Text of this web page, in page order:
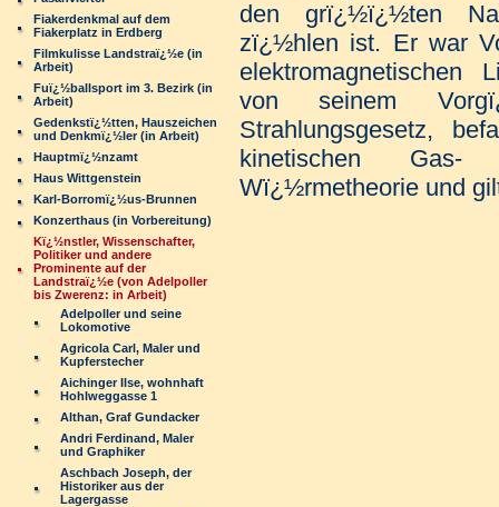
Fiakerdenkmal auf dem
Fiakerplatz in Erdberg
Filmkulisse Landstraï¿½e (in
Arbeit)
Fuï¿½ballsport im 3. Bezirk (in
Arbeit)
Gedenkstï¿½tten, Hauszeichen
und Denkmï¿½ler (in Arbeit)
Hauptmï¿½nzamt
Haus Wittgenstein
Karl-Borromï¿½us-Brunnen
Konzerthaus (in Vorbereitung)
Kï¿½nstler, Wissenschafter,
Politiker und andere
Prominente auf der
Landstraï¿½e (von Adelpoller
bis Zwerenz: in Arbeit)
Adelpoller und seine
Lokomotive
Agricola Carl, Maler und
Kupferstecher
Aichinger Ilse, wohnhaft
Hohlweggasse 1
Althan, Graf Gundacker
Andri Ferdinand, Maler
und Graphiker
Aschbach Joseph, der
Historiker aus der
Lagergasse
den grï¿½ï¿½ten
zï¿½hlen ist. Er war
elektromagnetischen
von seinem
Strahlungsgesetz,
kinetischen
Wï¿½rmetheorie und